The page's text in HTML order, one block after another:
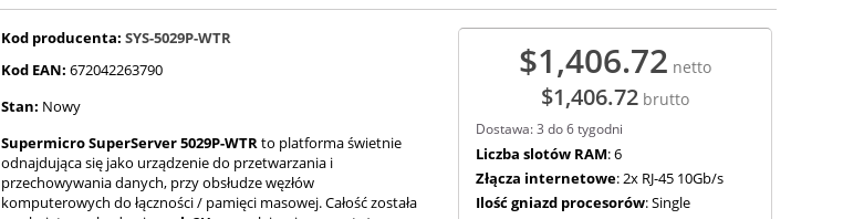
Kod producenta: SYS-5029P-WTR
Kod EAN: 672042263790
Stan: Nowy
Supermicro SuperServer 5029P-WTRto platforma świetnie
odnajdująca się jako urządzenie do przetwarzania i
przechowywania danych, przy obsłudze węzłów
komputerowych do łączności / pamięci masowej. Całość została
$1,406.72 netto
$1,406.72 brutto
Dostawa: 3 do 6 tygodni
Liczba slotów RAM: 6
Złącza internetowe: 2x RJ-45 10Gb/s
Ilość gniazd procesorów: Single